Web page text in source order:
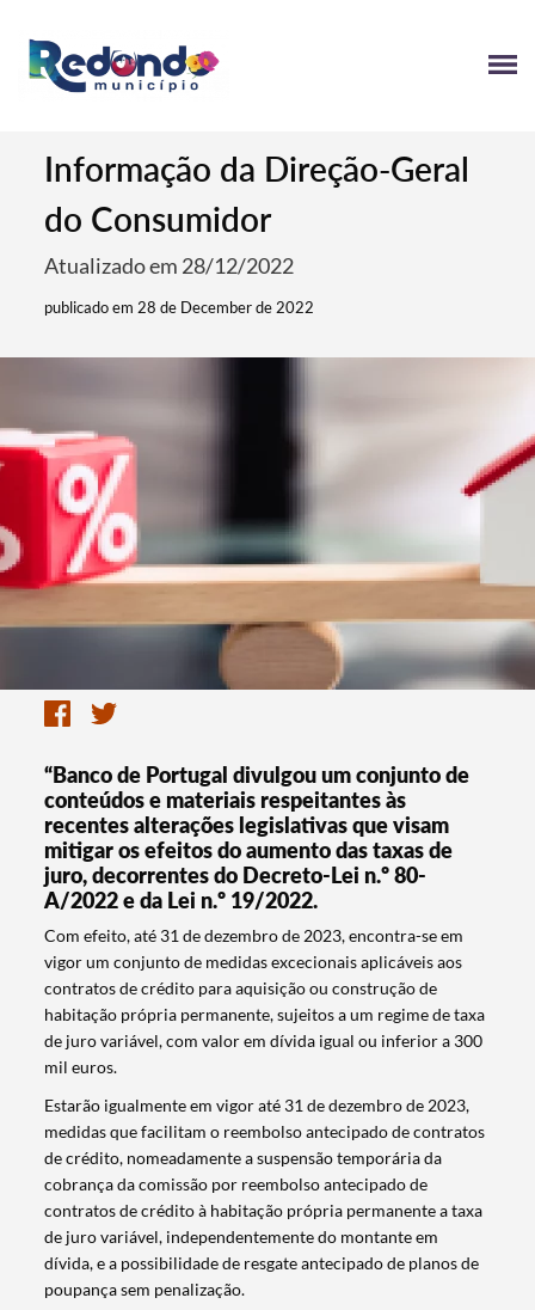
Informação da Direção-Geral
do Consumidor
Atualizado em 28/12/2022
publicado em 28 de December de 2022
“Banco de Portugal divulgou um conjunto de
conteúdos e materiais respeitantes às
recentes alterações legislativas que visam
mitigar os efeitos do aumento das taxas de
juro, decorrentes do Decreto-Lei n.º 80-
A/2022 e da Lei n.º 19/2022.
Com efeito, até 31 de dezembro de 2023, encontra-se em
vigor um conjunto de medidas excecionais aplicáveis aos
contratos de crédito para aquisição ou construção de
habitação própria permanente, sujeitos a um regime de taxa
de juro variável, com valor em dívida igual ou inferior a 300
mil euros.
Estarão igualmente em vigor até 31 de dezembro de 2023,
medidas que facilitam o reembolso antecipado de contratos
de crédito, nomeadamente a suspensão temporária da
cobrança da comissão por reembolso antecipado de
contratos de crédito à habitação própria permanente a taxa
de juro variável, independentemente do montante em
dívida, e a possibilidade de resgate antecipado de planos de
poupança sem penalização.